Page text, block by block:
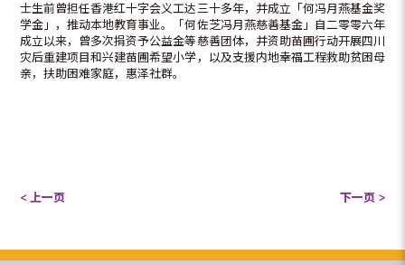
士生前曾担任香港红十字会义工达三十多年，并成立「何冯月燕基金奖
学金」，推动本地教育事业。「何佐芝冯月燕慈善基金」自二零零六年
成立以来，曾多次捐资予公益金等慈善团体，并资助苗圃行动开展四川
灾后重建项目和兴建苗圃希望小学，以及支援内地幸福工程救助贫困母
亲，扶助困难家庭，惠泽社群。
< 上一页 下一页 >